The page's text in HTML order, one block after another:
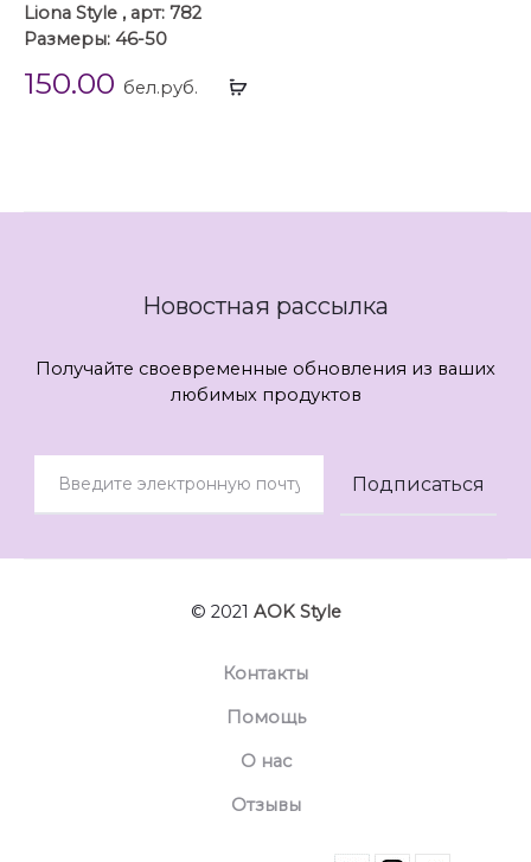
Выбрать
Liona Style , арт: 782
Размеры: 46-50
150.00 бел.руб.
Новостная рассылка
Получайте своевременные обновления из ваших
любимых продуктов
© 2021 AOK Style
Контакты
Помощь
О нас
Отзывы